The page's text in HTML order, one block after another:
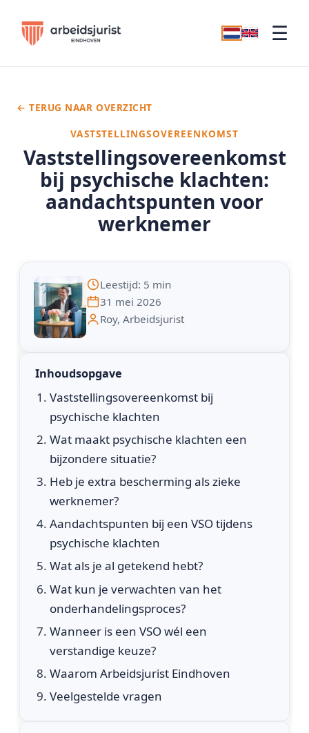
☰
Vaststellingsovereenkomst
bij psychische klachten:
aandachtspunten voor
werknemer
← TERUG NAAR OVERZICHT
VASTSTELLINGSOVEREENKOMST
Leestijd: 5 min
31 mei 2026
Roy, Arbeidsjurist
Inhoudsopgave
Vaststellingsovereenkomst bij
psychische klachten
Wat maakt psychische klachten een
bijzondere situatie?
Heb je extra bescherming als zieke
werknemer?
Aandachtspunten bij een VSO tijdens
psychische klachten
Wat als je al getekend hebt?
Wat kun je verwachten van het
onderhandelingsproces?
Wanneer is een VSO wél een
verstandige keuze?
Waarom Arbeidsjurist Eindhoven
Veelgestelde vragen